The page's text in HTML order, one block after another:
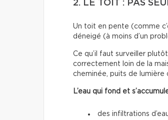
2. LE TOIT : PAS
Un toit en pente (comme
déneigé (à moins d’un
Ce qu’il faut surveiller
correctement loin de la
cheminée, puits de lumière
L’eau qui fond et
des infiltrations